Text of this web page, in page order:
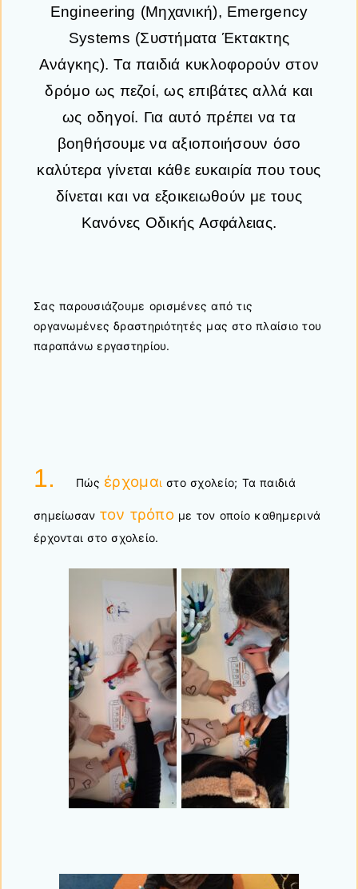
Engineering (Μηχανική), Emergency
Systems (Συστήματα Έκτακτης
Ανάγκης). Τα παιδιά κυκλοφορούν στον
δρόμο ως πεζοί, ως επιβάτες αλλά και
ως οδηγοί. Για αυτό πρέπει να τα
βοηθήσουμε να αξιοποιήσουν όσο
καλύτερα γίνεται κάθε ευκαιρία που τους
δίνεται και να εξοικειωθούν με τους
Κανόνες Οδικής Ασφάλειας.
Σας παρουσιάζουμε ορισμένες από τις
οργανωμένες δραστηριότητές μας στο πλαίσιο του
παραπάνω εργαστηρίου.
1. Πώς έρχομαι στο σχολείο; Τα παιδιά
σημείωσαν τον τρόπο με τον οποίο καθημερινά
έρχονται στο σχολείο.